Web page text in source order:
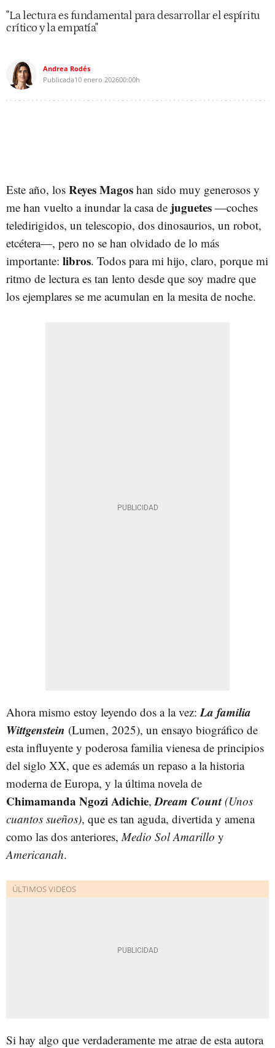
"La lectura es fundamental para desarrollar el espíritu
crítico y la empatía"
Andrea Rodés
Publicada10 enero 202600:00h
Este año, los Reyes Magos han sido muy generosos y
me han vuelto a inundar la casa de juguetes —coches
teledirigidos, un telescopio, dos dinosaurios, un robot,
etcétera—, pero no se han olvidado de lo más
importante: libros. Todos para mi hijo, claro, porque mi
ritmo de lectura es tan lento desde que soy madre que
los ejemplares se me acumulan en la mesita de noche.
Ahora mismo estoy leyendo dos a la vez: La familia
Wittgenstein (Lumen, 2025), un ensayo biográfico de
esta influyente y poderosa familia vienesa de principios
del siglo XX, que es además un repaso a la historia
moderna de Europa, y la última novela de
Chimamanda Ngozi Adichie, Dream Count (Unos
cuantos sueños), que es tan aguda, divertida y amena
como las dos anteriores, Medio Sol Amarillo y
Americanah.
Si hay algo que verdaderamente me atrae de esta autora